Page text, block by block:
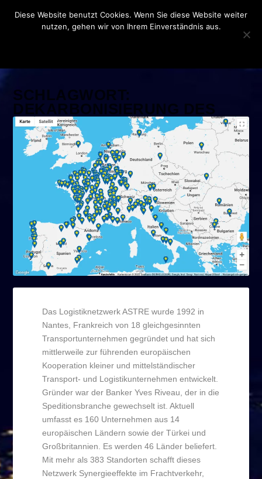
SCHLAGWORT:
DEKARBONISIERUNG DES
TRANSPORTS
Das Logistiknetzwerk ASTRE wurde 1992 in
Nantes, Frankreich von 18 gleichgesinnten
Transportunternehmen gegründet und hat sich
mittlerweile zur führenden europäischen
Kooperation kleiner und mittelständischer
Transport- und Logistikunternehmen entwickelt.
Gründer war der Banker Yves Riveau, der in die
Speditionsbranche gewechselt ist. Aktuell
umfasst es 160 Unternehmen aus 14
europäischen Ländern sowie der Türkei und
Großbritannien. Es werden 46 Länder beliefert.
Mit mehr als 383 Standorten schafft dieses
Netzwerk Synergieeffekte im Frachtverkehr,
Diese Website benutzt Cookies. Wenn Sie diese Website weiter
nutzen, gehen wir von Ihrem Einverständnis aus.